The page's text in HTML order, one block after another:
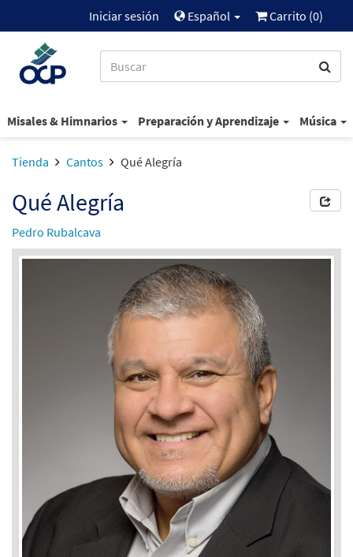
Iniciar sesión Español Carrito (0)
Misales & Himnarios Preparación y Aprendizaje Música
Tienda Cantos Qué Alegría
Qué Alegría
Pedro Rubalcava